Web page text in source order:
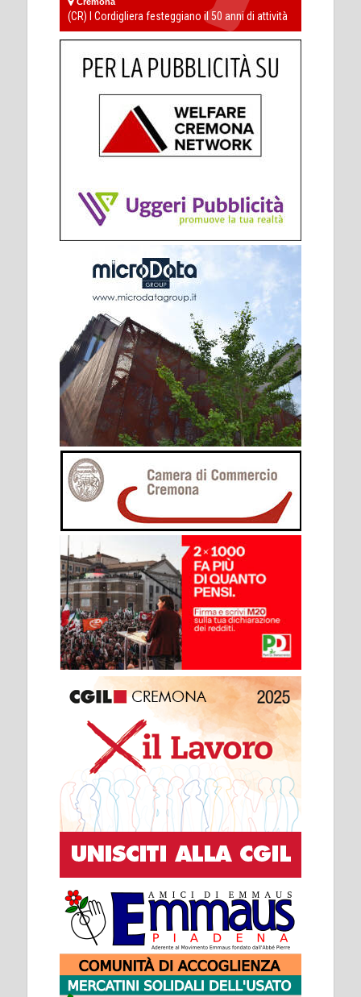
(CR) I Cordigliera festeggiano il 50 anni di attività